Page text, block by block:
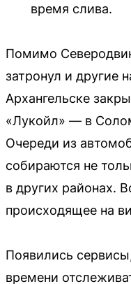
время слива.
Помимо
затронул и другие
Архангельске
«Лукойл» — в
Очереди из
собираются не
в других районах.
происходящее на
Появились
времени